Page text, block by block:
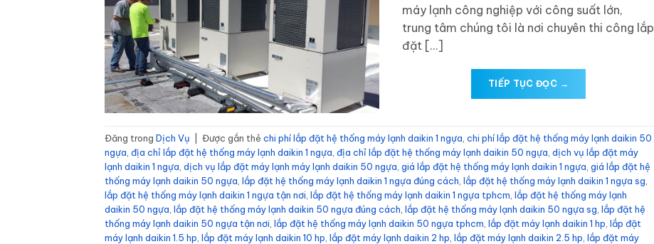
máy lạnh công nghiệp với công suất lớn,
trung tâm chúng tôi là nơi chuyên thi công lắp
đặt […]
TIẾP TỤC ĐỌC →
Đăng trong Dịch Vụ Được gắn thẻ chi phí lắp đặt hệ thống máy lạnh daikin 1 ngựa chi phí lắp đặt hệ thống máy lạnh daikin 50
ngựa địa chỉ lắp đặt hệ thống máy lạnh daikin 1 ngựa địa chỉ lắp đặt hệ thống máy lạnh daikin 50 ngựa dịch vụ lắp đặt máy
lạnh daikin 1 ngựa dịch vụ lắp đặt máy lạnh máy lạnh daikin 50 ngựa giá lắp đặt hệ thống máy lạnh daikin 1 ngựa giá lắp đặt hệ
thống máy lạnh daikin 50 ngựa lắp đặt hệ thống máy lạnh daikin 1 ngựa đúng cách lắp đặt hệ thống máy lạnh daikin 1 ngựa sg
lắp đặt hệ thống máy lạnh daikin 1 ngựa tận nơi lắp đặt hệ thống máy lạnh daikin 1 ngựa tphcm lắp đặt hệ thống máy lạnh
daikin 50 ngựa lắp đặt hệ thống máy lạnh daikin 50 ngựa đúng cách lắp đặt hệ thống máy lạnh daikin 50 ngựa sg lắp đặt hệ
thống máy lạnh daikin 50 ngựa tận nơi lắp đặt hệ thống máy lạnh daikin 50 ngựa tphcm lắp đặt máy lạnh daikin 1 hp lắp đặt
máy lạnh daikin 1.5 hp lắp đặt máy lạnh daikin 10 hp lắp đặt máy lạnh daikin 2 hp lắp đặt máy lạnh daikin 2.5 hp lắp đặt máy